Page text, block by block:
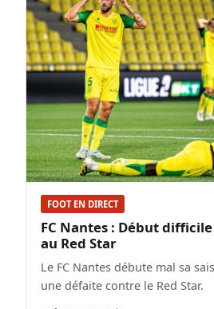
FOOT EN DIRECT
FC Nantes : Début
au Red Star
Le FC Nantes débute mal sa
une défaite contre le Red Star.